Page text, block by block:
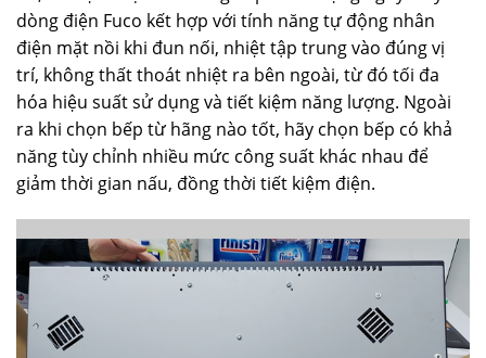
dòng điện Fuco kết hợp với tính năng tự động nhân
điện mặt nồi khi đun nối, nhiệt tập trung vào đúng vị
trí, không thất thoát nhiệt ra bên ngoài, từ đó tối đa
hóa hiệu suất sử dụng và tiết kiệm năng lượng. Ngoài
ra khi chọn bếp từ hãng nào tốt, hãy chọn bếp có khả
năng tùy chỉnh nhiều mức công suất khác nhau để
giảm thời gian nấu, đồng thời tiết kiệm điện.